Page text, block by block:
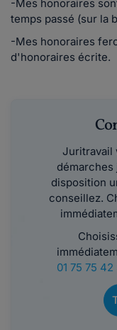
-Mes honoraires
temps passé (sur la
-Mes honoraires
d'honoraires écrite.
Juritravail
disposition
conseillez.
01 75 75 42